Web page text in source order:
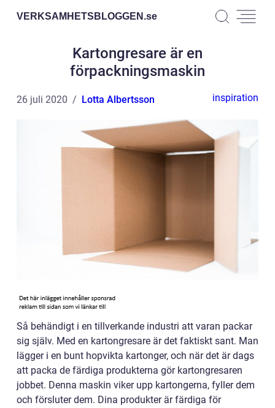
VERKSAMHETSBLOGGEN.se
Kartongresare är en
förpackningsmaskin
26 juli 2020 Lotta Albertsson inspiration
Så behändigt i en tillverkande industri att varan packar
sig själv. Med en kartongresare är det faktiskt sant. Man
lägger i en bunt hopvikta kartonger, och när det är dags
att packa de färdiga produkterna gör kartongresaren
jobbet. Denna maskin viker upp kartongerna, fyller dem
och försluter dem. Dina produkter är färdiga för